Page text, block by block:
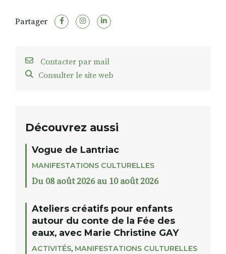
Partager
Contacter par mail
Consulter le site web
Découvrez aussi
Vogue de Lantriac
MANIFESTATIONS CULTURELLES
Du 08 août 2026 au 10 août 2026
Ateliers créatifs pour enfants
autour du conte de la Fée des
eaux, avec Marie Christine GAY
ACTIVITÉS, MANIFESTATIONS CULTURELLES